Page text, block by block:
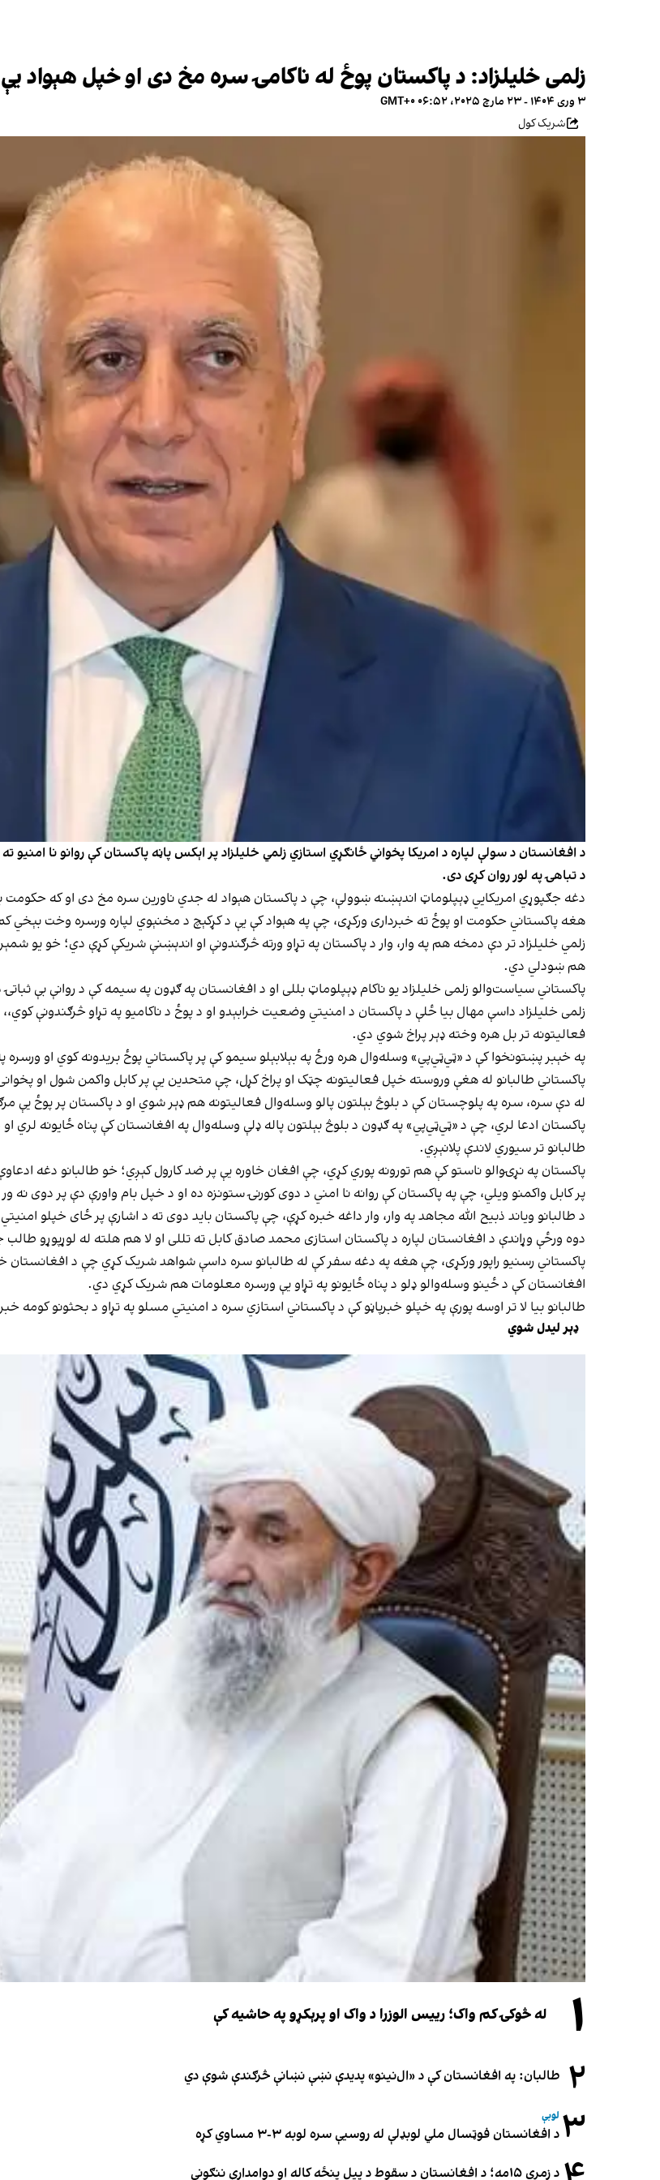
زلمی خلیلزاد: د پاکستان پوځ له ناکامۍ سره مخ دی او خپل هېواد
۳ وری ۱۴۰۴ - ۲۳ مارچ ۲۰۲۵، ۰۶:۵۲ GMT+۰
شریک کول
د افغانستان د سولې لپاره د امریکا پخواني ځانګړي استازي زلمي خلیلزاد پر اېکس پاڼه پاکستان کې روانو نا
د تباهۍ په لور روان کړی دی.
دغه جګپوړي امریکایي ډېپلوماټ اندېښنه ښوولې، چې د پاکستان هېواد له جدي ناورین سره مخ دی او که حکومت
هغه پاکستاني حکومت او پوځ ته خبرداری ورکړی، چې په هېواد کې یې د کړکېچ د مخنېوي لپاره ورسره وخت بېخي
زلمي خلیلزاد تر دې دمخه هم په وار، وار د پاکستان په تړاو ورته څرګندونې او اندېښنې شریکې کړې دي؛ خو یو
هم ښودلي دي.
پاکستاني سیاست‌والو زلمی خلیلزاد یو ناکام ډېپلوماټ بللی او د افغانستان په ګډون په سیمه کې د روانې بې
زلمی خلیلزاد داسې مهال بیا ځلې د‌ پاکستان د امنیتي وضعیت خرابېدو او د پوځ د ناکامیو په تړاو څرګندونې
فعالیتونه تر بل هره وخته ډېر پراخ شوي دي.
په خېبر پښتونخوا کې د «ټي‌ټي‌پي» وسله‌وال هره ورځ په بېلابېلو سیمو کې پر پاکستاني پوځ بریدونه کوي‌ او
پاکستاني طالبانو له هغې وروسته خپل فعالیتونه چټک او پراخ کړل، چې متحدین یې پر کابل واکمن شول او
له دې سره، سره په پلوچستان کې د بلوڅ بېلتون پالو وسله‌وال فعالیتونه هم ډېر شوي او د پاکستان پر پوځ یې
پاکستان ادعا لري، چې د «ټي‌ټي‌پي» په ګډون د بلوڅ بېلتون پاله ډلې وسله‌وال په افغانستان کې پناه ځایونه لري
طالبانو تر سیوري لاندې پلانېږي.
پاکستان په نړۍوالو ناستو کې هم تورونه پوري کړي، چې افغان خاوره یې پر ضد کارول کېږي؛ خو طالبانو دغه
پر کابل واکمنو ویلي، چې په پاکستان کې روانه نا امني د دوی کورنۍ ستونزه ده او د خپل بام واورې دې پر دوی نه
د طالبانو ویاند ذبیح الله مجاهد په وار، وار داغه خبره کړې، چې پاکستان باید دوی ته د اشارې پر ځای خپلو
دوه ورځې وړاندې د افغانستان لپاره د‌ پاکستان استازی محمد صادق کابل ته تللی او لا هم هلته له لوړپوړو طالب
پاکستاني رسنیو راپور ورکړی، چې هغه په دغه سفر کې له طالبانو سره داسې شواهد شریک کړي‌ چې د افغانستان
افغانستان کې د ځینو وسله‌والو ډلو د پناه ځایونو په تړاو یې ورسره معلومات هم شریک کړي دي.
طالبانو بیا لا تر اوسه پورې په خپلو خبرپاڼو کې د پاکستاني استازي سره د امنیتي مسلو په تړاو د بحثونو کومه
ډېر لیدل شوي
۱ له څوکۍ کم واک؛ رییس الوزرا د واک او پرېکړو په حاشیه کې
۲ طالبان: په افغانستان کې د «ال‌نینو» پدیدې نښې نښانې څرګندې شوې دي
۳ لوبې
د افغانستان فوټسال ملي لوبډلې له روسیې سره لوبه ۳-۳ مساوي کړه
د زمري ۱۵مه؛ د افغانستان د سقوط د پیل پنځه کاله او دوامدارې ننګونې